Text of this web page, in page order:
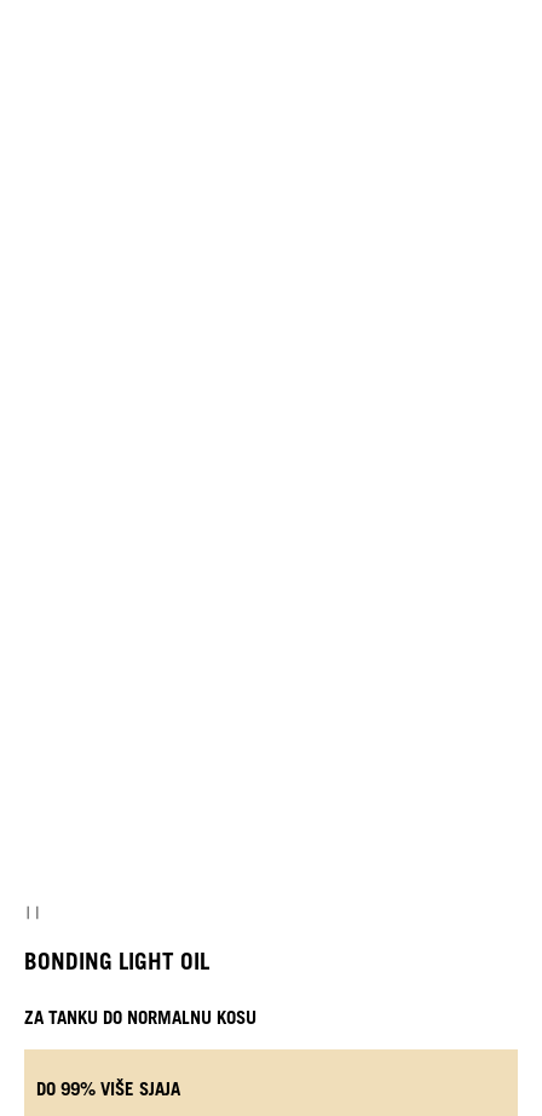
BONDING LIGHT OIL
ZA TANKU DO NORMALNU KOSU
DO 99% VIŠE SJAJA